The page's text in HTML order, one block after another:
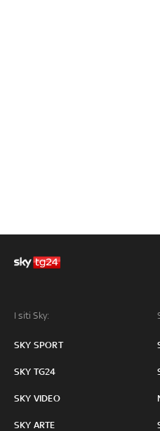
I siti Sky:
SKY SPORT
SKY TG24
SKY VIDEO
SKY ARTE